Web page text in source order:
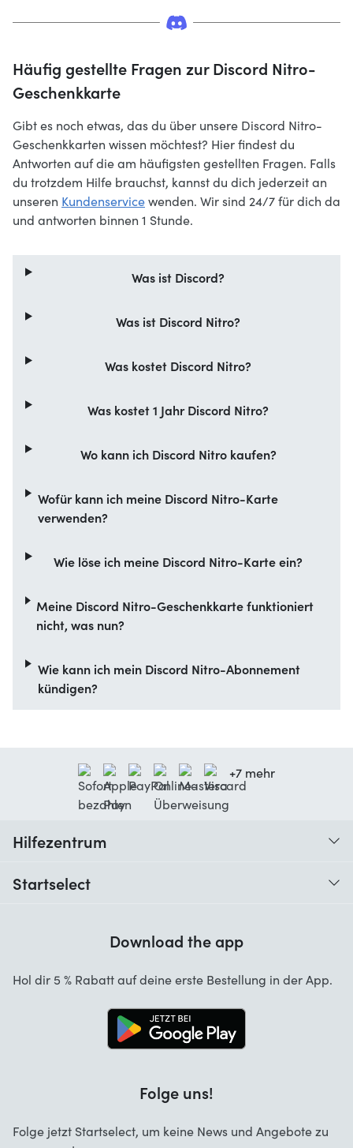
Häufig gestellte Fragen zur Discord Nitro-
Geschenkkarte
Gibt es noch etwas, das du über unsere Discord Nitro-
Geschenkkarten wissen möchtest? Hier findest du
Antworten auf die am häufigsten gestellten Fragen. Falls
du trotzdem Hilfe brauchst, kannst du dich jederzeit an
unseren Kundenservicewenden. Wir sind 24/7 für dich da
und antworten binnen 1 Stunde.
Was ist Discord?
Was ist Discord Nitro?
Was kostet Discord Nitro?
Was kostet 1 Jahr Discord Nitro?
Wo kann ich Discord Nitro kaufen?
Wofür kann ich meine Discord Nitro-Karte
verwenden?
Wie löse ich meine Discord Nitro-Karte ein?
Meine Discord Nitro-Geschenkkarte funktioniert
nicht, was nun?
Wie kann ich mein Discord Nitro-Abonnement
kündigen?
+7 mehr
Hilfezentrum
Startselect
Jobs
Download the app
Hol dir 5 % Rabatt auf deine erste Bestellung in der App.
Folge uns!
Folge jetzt Startselect, um keine News und Angebote zu